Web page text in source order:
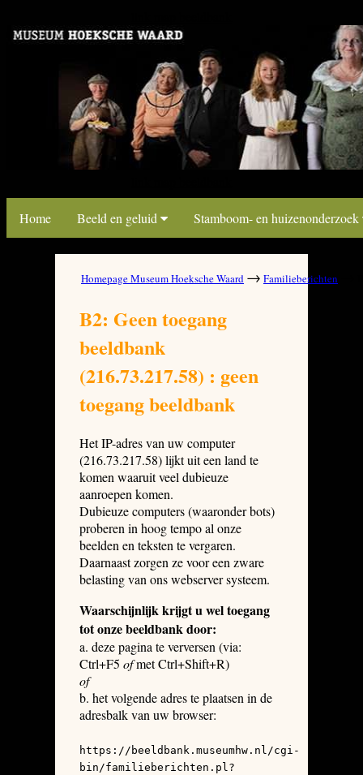
Home Beeld en geluid Stamboom- en huizenonderzoek
Homepage Museum Hoeksche Waard → Familieberichten
B2: Geen toegang
beeldbank
(216.73.217.58) : geen
toegang beeldbank
Het IP-adres van uw computer
(216.73.217.58) lijkt uit een land te
komen waaruit veel dubieuze
aanroepen komen.
Dubieuze computers (waaronder bots)
proberen in hoog tempo al onze
beelden en teksten te vergaren.
Daarnaast zorgen ze voor een zware
belasting van ons webserver systeem.
Waarschijnlijk krijgt u wel toegang
tot onze beeldbank door:
a. deze pagina te verversen (via:
Ctrl+F5 ofmet Ctrl+Shift+R)
of
b. het volgende adres te plaatsen in de
adresbalk van uw browser:
https://beeldbank.museumhw.nl/cgi-
bin/familieberichten.pl?